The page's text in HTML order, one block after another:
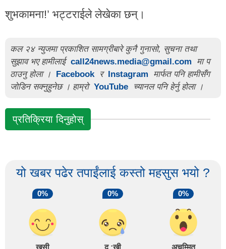
शुभकामना!’ भट्टराईले लेखेका छन्।
कल २४ न्युजमा प्रकाशित सामग्रीबारे कुनै गुनासो, सुचना तथा
सुझाव भए हामीलाई call24news.media@gmail.com
मा प
ठाउनु होला ।
Facebook र Instagram
मार्फत पनि हामीसँग
जोडिन सक्नुहुनेछ । हाम्रो YouTube च्यानल पनि हेर्नु होला ।
प्रतिक्रिया दिनुहोस्
यो खबर पढेर तपाईंलाई कस्तो महसुस भयो ?
0% 0% 0%